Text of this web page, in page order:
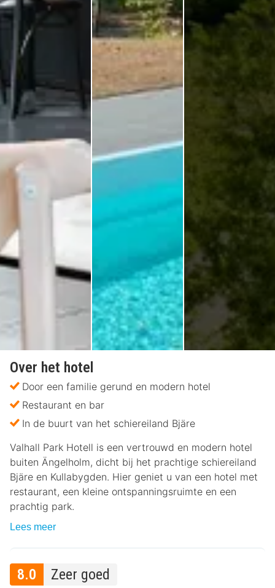
Over het hotel
Door een familie gerund en modern hotel
Restaurant en bar
In de buurt van het schiereiland Bjäre
Valhall Park Hotell is een vertrouwd en modern hotel
buiten Ängelholm, dicht bij het prachtige schiereiland
Bjäre en Kullabygden. Hier geniet u van een hotel met
restaurant, een kleine ontspanningsruimte en een
prachtig park.
Lees meer
8.0 Zeer goed